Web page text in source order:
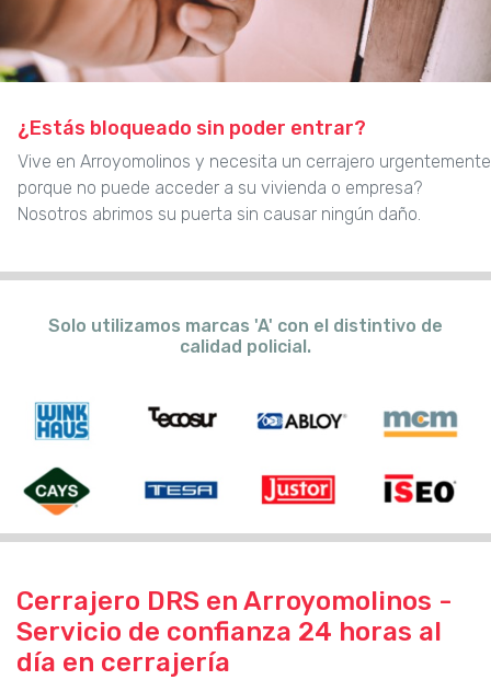
¿Estás bloqueado sin poder entrar?
Vive en Arroyomolinos y necesita un cerrajero urgentemente
porque no puede acceder a su vivienda o empresa?
Nosotros abrimos su puerta sin causar ningún daño.
Solo utilizamos marcas 'A' con el distintivo de
calidad policial.
Cerrajero DRS en Arroyomolinos -
Servicio de confianza 24 horas al
día en cerrajería